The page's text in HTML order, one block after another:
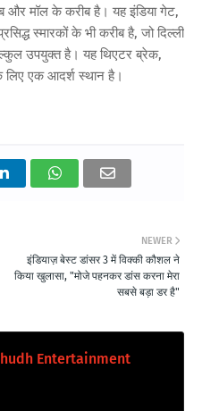
और मॉल के करीब है। यह इंडिया गेट,
स्मारकों के भी करीब है, जो दिल्ली
उपयुक्त है। यह थिएटर ब्रेक,
लिए एक आदर्श स्थान है।
NEWER
इंडियाज़ बेस्ट डांसर 3 में विक्की कौशल ने
किया खुलासा, "मोजे पहनकर डांस करना मेरा
सबसे बड़ा डर है"
Entertainment